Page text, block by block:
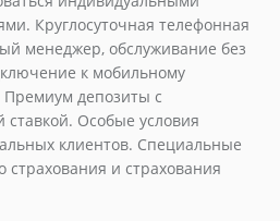
Круглосуточная телефонная
менеджер, обслуживание без
к мобильному
депозиты с
Особые условия
клиентов. Специальные
и страхования